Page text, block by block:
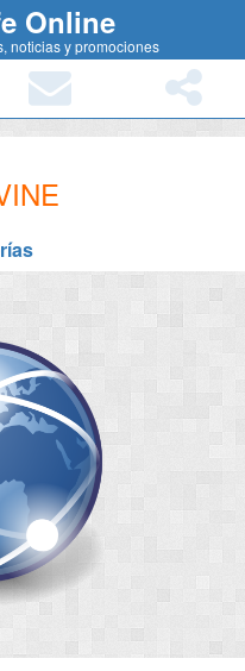
Online
noticias y promociones